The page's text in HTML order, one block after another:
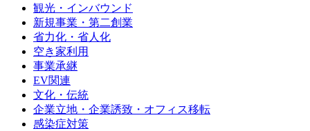
観光・インバウンド
新規事業・第二創業
省力化・省人化
空き家利用
事業承継
EV関連
文化・伝統
企業立地・企業誘致・オフィス移転
感染症対策